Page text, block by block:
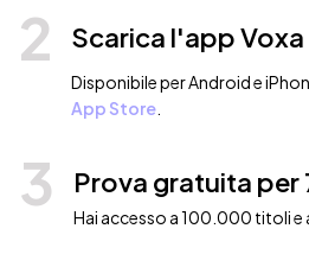
2 Scarica l'app Voxa
Disponibile per Android e
App Store
3 Prova gratuita per
Hai accesso a 100.000 titoli e